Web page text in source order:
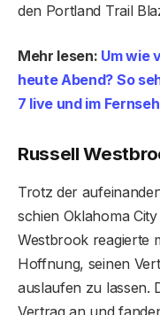
den Portland Trail
Mehr lesen: Um wie
heute Abend? So
7 live und im
Russell
Trotz der
schien Oklahoma
Westbrook reagierte
Hoffnung, seinen
auslaufen zu lassen.